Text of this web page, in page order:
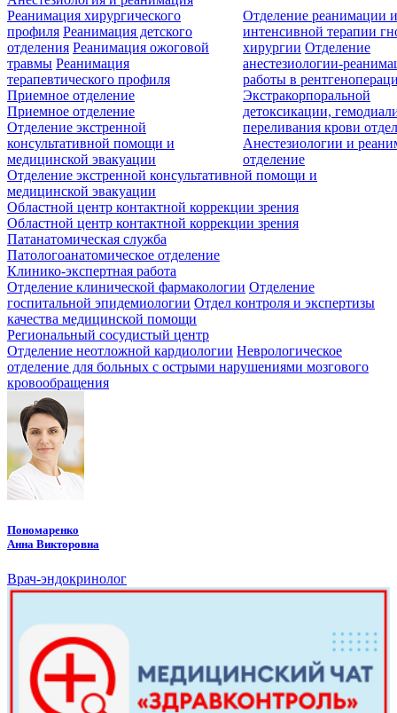
Реанимация хирургического
профиля Реанимация детского
отделения Реанимация ожоговой
травмы Реанимация
терапевтического профиля
Отделение реанимации
интенсивной терапии
хирургии Отделение
анестезиологии-
работы в
Экстракорпоральной
детоксикации,
переливания крови
Анестезиологии и
отделение
Приемное отделение
Приемное отделение
Отделение экстренной
консультативной помощи и
медицинской эвакуации
Отделение экстренной консультативной помощи и
медицинской эвакуации
Областной центр контактной коррекции зрения
Областной центр контактной коррекции зрения
Патанатомическая служба
Патологоанатомическое отделение
Клинико-экспертная работа
Отделение клинической фармакологии Отделение
госпитальной эпидемиологии Отдел контроля и экспертизы
качества медицинской помощи
Региональный сосудистый центр
Отделение неотложной кардиологии Неврологическое
отделение для больных с острыми нарушениями мозгового
кровообращения
Пономаренко
Анна Викторовна
Врач-эндокринолог